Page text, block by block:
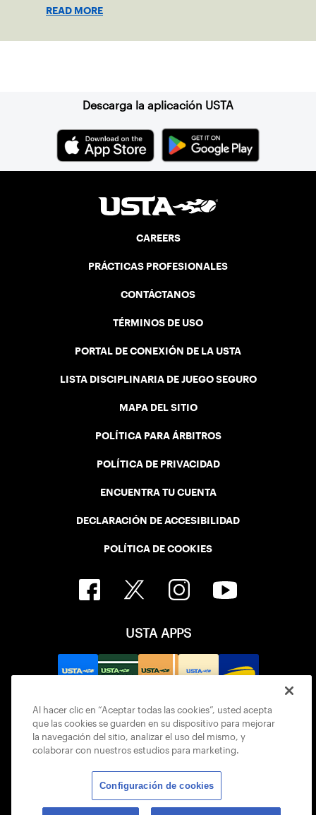
READ MORE
Descarga la aplicación USTA
CAREERS
PRÁCTICAS PROFESIONALES
CONTÁCTANOS
TÉRMINOS DE USO
PORTAL DE CONEXIÓN DE LA USTA
LISTA DISCIPLINARIA DE JUEGO SEGURO
MAPA DEL SITIO
POLÍTICA PARA ÁRBITROS
POLÍTICA DE PRIVACIDAD
ENCUENTRA TU CUENTA
DECLARACIÓN DE ACCESIBILIDAD
POLÍTICA DE COOKIES
USTA APPS
© 2026 USTA ALL RIGHTS RESERVED
Al hacer clic en “Aceptar todas las cookies”, usted acepta
que las cookies se guarden en su dispositivo para mejorar
la navegación del sitio, analizar el uso del mismo, y
colaborar con nuestros estudios para marketing.
Configuración de cookies